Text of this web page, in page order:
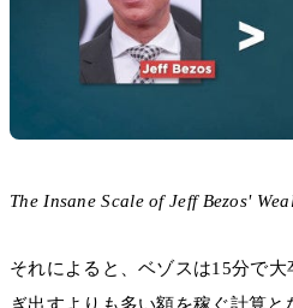
The Insane Scale of Jeff Bezos'
それによると、ベゾスは15分で